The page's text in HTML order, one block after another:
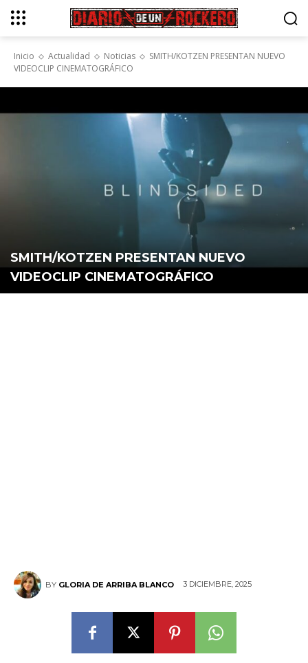
Inicio Actualidad Noticias
SMITH/KOTZEN PRESENTAN NUEVO
VIDEOCLIP CINEMATOGRÁFICO
SMITH/KOTZEN PRESENTAN NUEVO
VIDEOCLIP CINEMATOGRÁFICO
BY GLORIA DE ARRIBA BLANCO 3 DICIEMBRE, 2025